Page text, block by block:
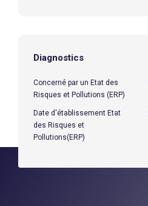
Diagnostics
Concerné par un Etat des
Risques et Pollutions (ERP)
Date d'établissement Etat
des Risques et
Pollutions(ERP)